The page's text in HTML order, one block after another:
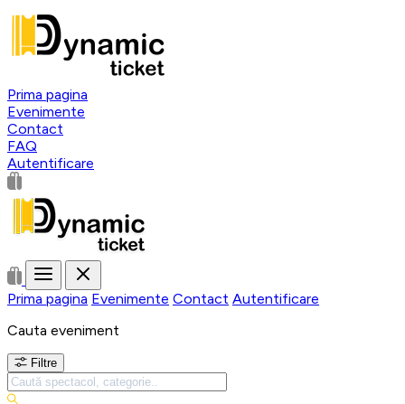
Prima pagina
Evenimente
Contact
FAQ
Autentificare
Prima pagina Evenimente Contact Autentificare
Cauta eveniment
Filtre